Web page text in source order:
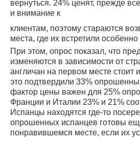
вернуться. 24% ценят, прежде
и внимание к
клиентам, поэтому стараются
места, где их встретили
При этом, опрос показал, что
изменяются в зависимости от
англичан на первом месте стоит
это подтвердили 33%
фактор цены важен для 25%
Франции и Италии 23% и 21%
Испанцы находятся где-то
опрошенных испанцев готовы
понравившемся месте, если их